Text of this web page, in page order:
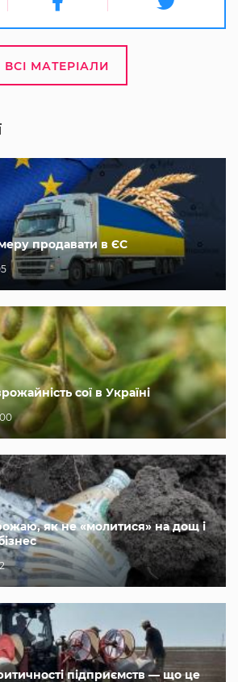
ВСІ МАТЕРІАЛИ
продавати в ЄС
сої в Україні
як не «молитися» на дощ і
підприємств — що це